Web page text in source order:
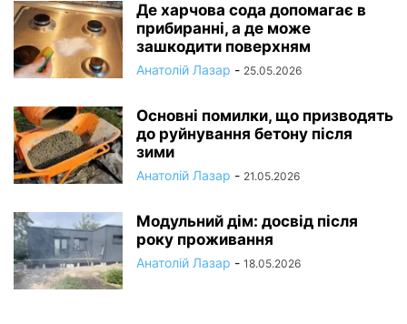
Де харчова сода допомагає в
прибиранні, а де може
зашкодити поверхням
Анатолій Лазар - 25.05.2026
Основні помилки, що призводять
до руйнування бетону після
зими
Анатолій Лазар - 21.05.2026
Модульний дім: досвід після
року проживання
Анатолій Лазар - 18.05.2026